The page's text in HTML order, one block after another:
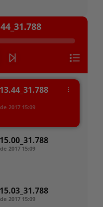
2017 15:09
2017 15:09
2017 15:09